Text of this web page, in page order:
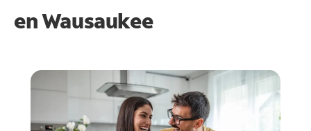
enWausaukee